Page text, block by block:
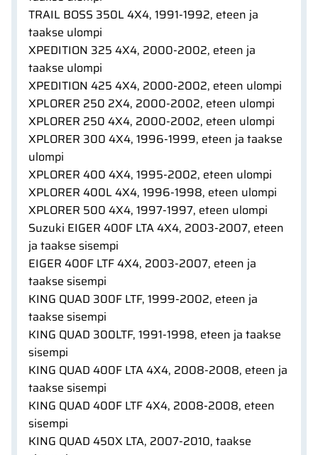
TRAIL BOSS 350L 4X4, 1991-1992, eteen ja
taakse ulompi
XPEDITION 325 4X4, 2000-2002, eteen ja
taakse ulompi
XPEDITION 425 4X4, 2000-2002, eteen ulompi
XPLORER 250 2X4, 2000-2002, eteen ulompi
XPLORER 250 4X4, 2000-2002, eteen ulompi
XPLORER 300 4X4, 1996-1999, eteen ja taakse
ulompi
XPLORER 400 4X4, 1995-2002, eteen ulompi
XPLORER 400L 4X4, 1996-1998, eteen ulompi
XPLORER 500 4X4, 1997-1997, eteen ulompi
Suzuki EIGER 400F LTA 4X4, 2003-2007, eteen
ja taakse sisempi
EIGER 400F LTF 4X4, 2003-2007, eteen ja
taakse sisempi
KING QUAD 300F LTF, 1999-2002, eteen ja
taakse sisempi
KING QUAD 300LTF, 1991-1998, eteen ja taakse
sisempi
KING QUAD 400F LTA 4X4, 2008-2008, eteen ja
taakse sisempi
KING QUAD 400F LTF 4X4, 2008-2008, eteen
sisempi
KING QUAD 450X LTA, 2007-2010, taakse